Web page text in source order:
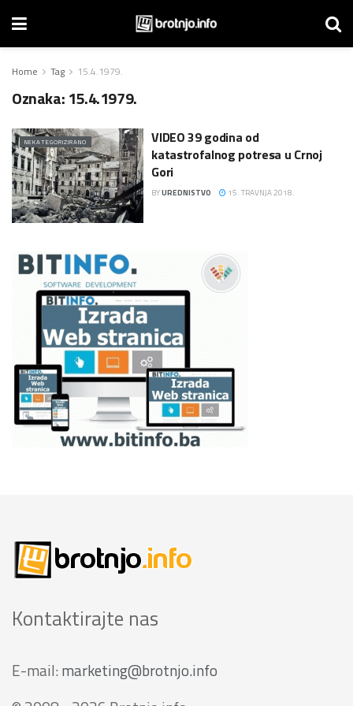
Home Tag 15.4.1979.
Oznaka:15.4.1979.
NEKATEGORIZIRANO
VIDEO 39 godina od
katastrofalnog potresa u Crnoj
Gori
BYUREDNISTVO 15. TRAVNJA 2018.
Kontaktirajte nas
E-mail: marketing@brotnjo.info